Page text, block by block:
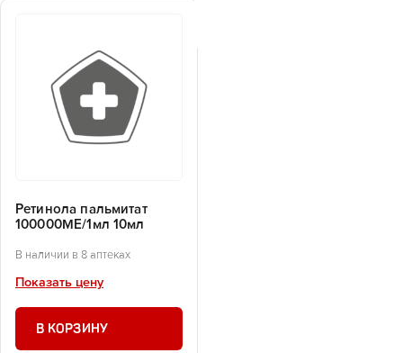
Ретинола пальмитат
100000МЕ/1мл 10мл
В наличии в 8 аптеках
Показать цену
В КОРЗИНУ